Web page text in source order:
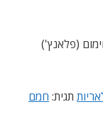
(פלאנץ')
תגית: חמם